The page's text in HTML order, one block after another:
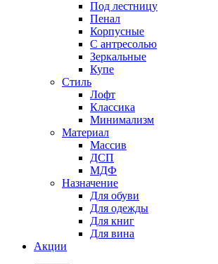
Под лестницу
Пенал
Корпусные
С антресолью
Зеркальные
Купе
Стиль
Лофт
Классика
Минимализм
Материал
Массив
ДСП
МДФ
Назначение
Для обуви
Для одежды
Для книг
Для вина
Акции